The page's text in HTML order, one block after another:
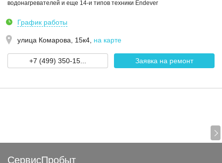
водонагревателей и еще 14-и типов техники Endever
График работы
улица Комарова, 15к4 на карте
+7 (499) 350-15... Заявка на ремонт
СервисПробыт